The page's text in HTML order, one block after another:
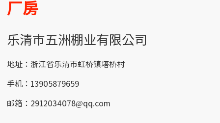
厂房
乐清市五洲棚业有限公司
地址：浙江省乐清市虹桥镇塔桥村
手机：13905879659
邮箱：2912034078@qq.com